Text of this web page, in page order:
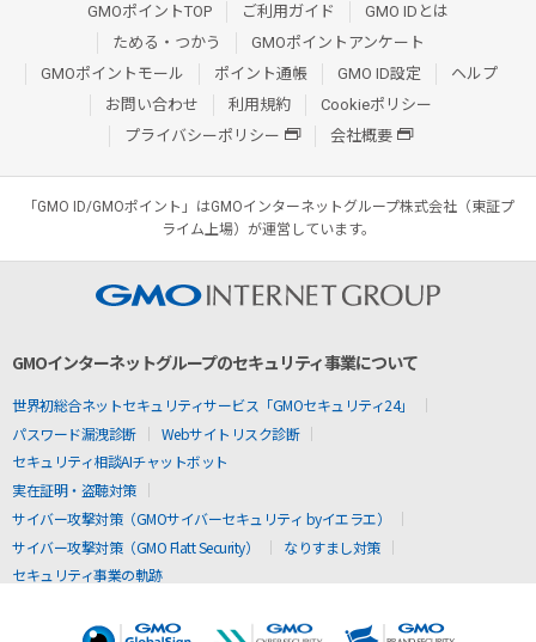
GMOポイントTOP ご利用ガイド
GMO IDとは
ためる・つかう
GMOポイントアンケート
GMOポイントモール
ポイント通帳 GMO ID設定
ヘルプ
お問い合わせ
利用規約
Cookieポリシー
プライバシーポリシー
会社概要
「GMO ID/GMOポイント」はGMOインターネットグループ株式会社（東証プ
ライム上場）が運営しています。
GMOインターネットグループのセキュリティ事業について
世界初総合ネットセキュリティサービス「GMOセキュリティ24」
パスワード漏洩診断
Webサイトリスク診断
セキュリティ相談AIチャットボット
実在証明・盗聴対策
サイバー攻撃対策（GMOサイバーセキュリティ byイエラエ）
サイバー攻撃対策（GMO Flatt Security）
なりすまし対策
セキュリティ事業の軌跡